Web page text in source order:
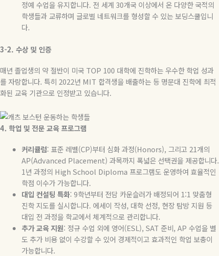
정예 수업을 유지합니다. 전 세계 30개국 이상에서 온 다양한 국적의
학생들과 교류하며 글로벌 네트워크를 형성할 수 있는 보딩스쿨입니
다.
3-2. 수상 및 인증
매년 졸업생의 약 절반이 미국 TOP 100 대학에 진학하는 우수한 학업 성과
를 자랑합니다. 특히 2022년 MIT 합격생을 배출하는 등 명문대 진학에 최적
화된 교육 기관으로 인정받고 있습니다.
4. 학업 및 전문교육프로그램
커리큘럼: 표준 레벨(CP)부터 심화 과정(Honors), 그리고 21개의
AP(Advanced Placement) 과목까지 폭넓은 선택권을 제공합니다.
1년 과정의 High School Diploma 프로그램도 운영하여 효율적인
학점 이수가 가능합니다.
대입 컨설팅 특화: 9학년부터 전담 카운슬러가 배정되어 1:1 맞춤형
진학 지도를 실시합니다. 에세이 작성, 대학 선정, 현장 탐방 지원 등
대입 전 과정을 학교에서 체계적으로 관리합니다.
추가 교육 지원: 정규 수업 외에 영어(ESL), SAT 준비, AP 수업을 별
도 추가 비용 없이 수강할 수 있어 경제적이고 효과적인 학업 보충이
가능합니다.